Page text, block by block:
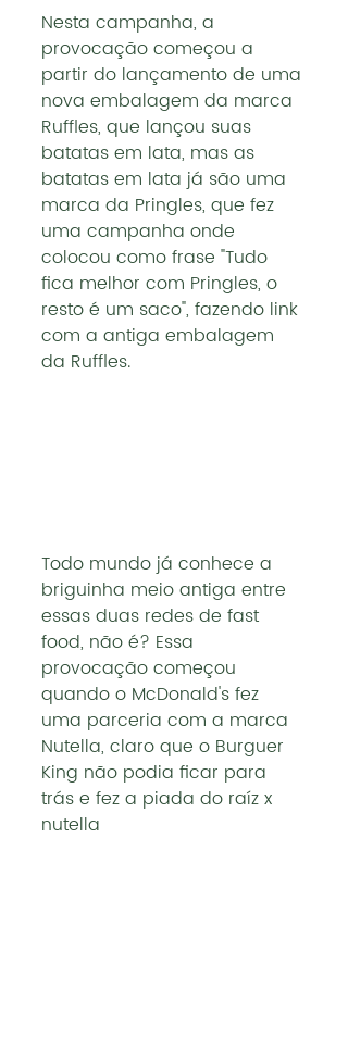
Nesta campanha, a
provocação começou a
partir do lançamento de uma
nova embalagem da marca
Ruffles, que lançou suas
batatas em lata, mas as
batatas em lata já são uma
marca da Pringles, que fez
uma campanha onde
colocou como frase "Tudo
fica melhor com Pringles, o
resto é um saco", fazendo link
com a antiga embalagem
da Ruffles.
Todo mundo já conhece a
briguinha meio antiga entre
essas duas redes de fast
food, não é? Essa
provocação começou
quando o McDonald's fez
uma parceria com a marca
Nutella, claro que o Burguer
King não podia ficar para
trás e fez a piada do raíz x
nutella